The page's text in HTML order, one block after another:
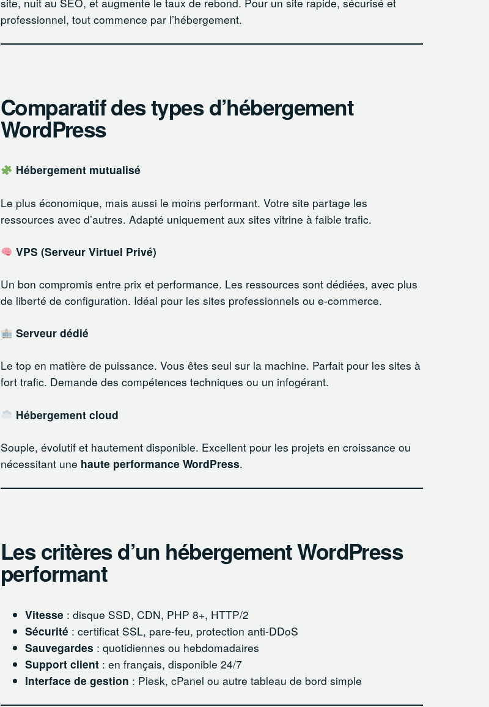
professionnel, tout commence par l’hébergement.
Comparatif des types d’hébergement
WordPress
Hébergement mutualisé
Le plus économique, mais aussi le moins performant. Votre site partage les
ressources avec d’autres. Adapté uniquement aux sites vitrine à faible trafic.
VPS (Serveur Virtuel Privé)
Un bon compromis entre prix et performance. Les ressources sont dédiées, avec plus
de liberté de configuration. Idéal pour les sites professionnels ou e-commerce.
Serveur dédié
Le top en matière de puissance. Vous êtes seul sur la machine. Parfait pour les sites à
fort trafic. Demande des compétences techniques ou un infogérant.
Hébergement cloud
Souple, évolutif et hautement disponible. Excellent pour les projets en croissance ou
nécessitant une haute performance WordPress.
Les critères d’un hébergement WordPress
performant
Vitesse : disque SSD, CDN, PHP 8+, HTTP/2
Sécurité : certificat SSL, pare-feu, protection anti-DDoS
Sauvegardes : quotidiennes ou hebdomadaires
Support client: en français, disponible 24/7
Interface de gestion : Plesk, cPanel ou autre tableau de bord simple